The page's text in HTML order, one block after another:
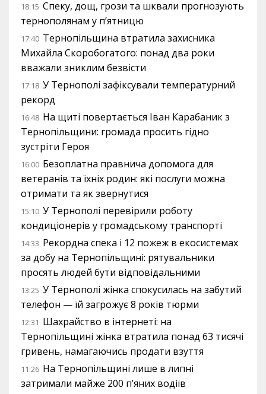
18:15 Спеку, дощ, грози та шквали прогнозують
тернополянам у п’ятницю
17:40 Тернопільщина втратила захисника
Михайла Скоробогатого: понад два роки
вважали зниклим безвісти
17:18 У Тернополі зафіксували температурний
рекорд
16:48 На щиті повертається Іван Карабаник з
Тернопільщини: громада просить гідно
зустріти Героя
16:00 Безоплатна правнича допомога для
ветеранів та їхніх родин: які послуги можна
отримати та як звернутися
15:10 У Тернополі перевірили роботу
кондиціонерів у громадському транспорті
14:33 Рекордна спека і 12 пожеж в екосистемах
за добу на Тернопільщині: рятувальники
просять людей бути відповідальними
13:25 У Тернополі жінка спокусилась на забутий
телефон — їй загрожує 8 років тюрми
12:31 Шахрайство в інтернеті: на
Тернопільщині жінка втратила понад 63 тисячі
гривень, намагаючись продати взуття
11:26 На Тернопільщині лише в липні
затримали майже 200 п’яних водіїв